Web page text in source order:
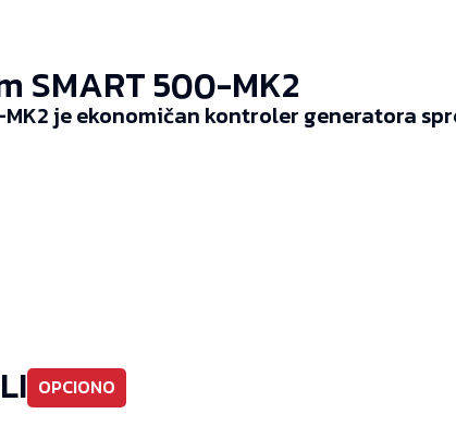
SMART 500-MK2
MK2 je ekonomičan kontroler generatora
OPCIONO